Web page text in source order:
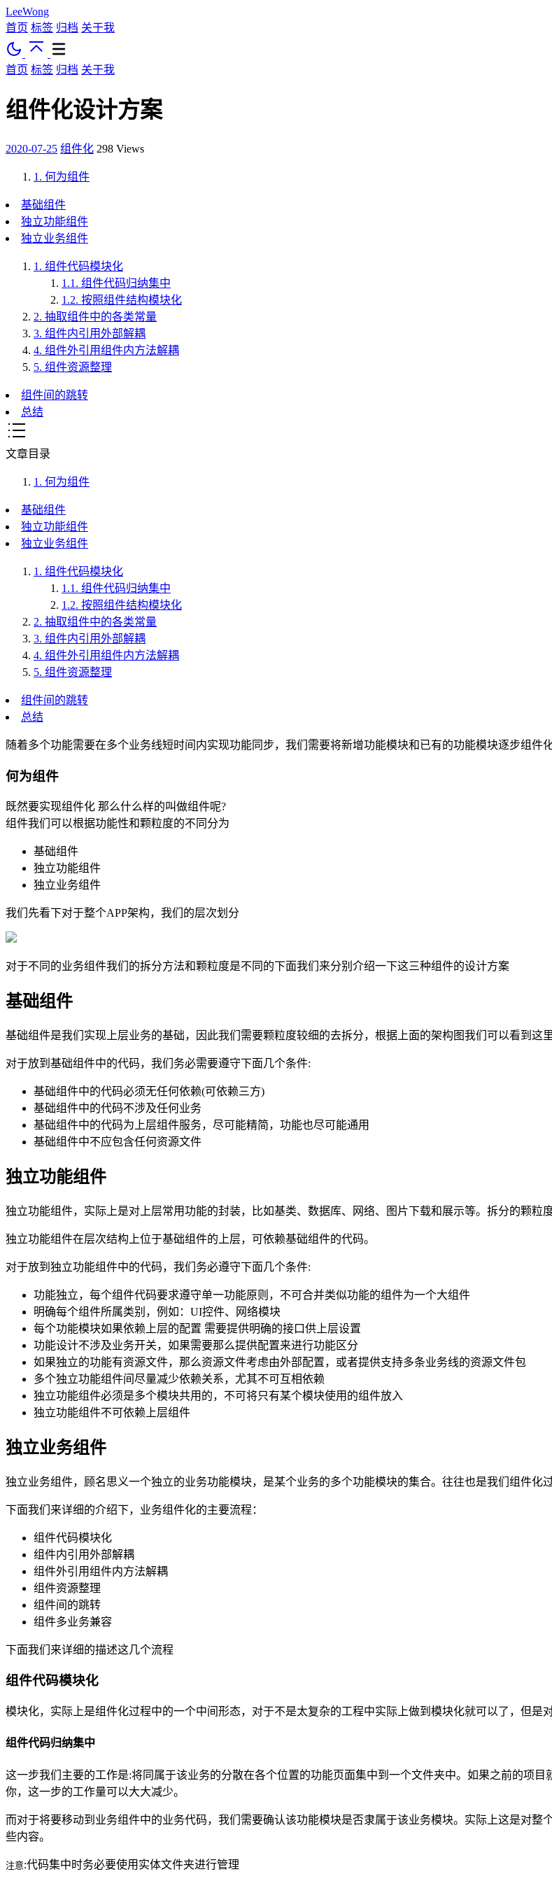
LeeWong
首页 标签 归档 关于我
首页 标签 归档 关于我
组件化设计方案
2020-07-25 组件化 298 Views
1. 何为组件
基础组件
独立功能组件
独立业务组件
1. 组件代码模块化
1.1. 组件代码归纳集中
1.2. 按照组件结构模块化
2. 抽取组件中的各类常量
3. 组件内引用外部解耦
4. 组件外引用组件内方法解耦
5. 组件资源整理
组件间的跳转
总结
文章目录
1. 何为组件
基础组件
独立功能组件
独立业务组件
1. 组件代码模块化
1.1. 组件代码归纳集中
1.2. 按照组件结构模块化
2. 抽取组件中的各类常量
3. 组件内引用外部解耦
4. 组件外引用组件内方法解耦
5. 组件资源整理
组件间的跳转
总结
随着多个功能需要在多个业务线短时间内实现功能同步，我们需要将新增功能模块和已有的功能模块逐步组件
何为组件
既然要实现组件化 那么什么样的叫做组件呢?
组件我们可以根据功能性和颗粒度的不同分为
基础组件
独立功能组件
独立业务组件
我们先看下对于整个APP架构，我们的层次划分
对于不同的业务组件我们的拆分方法和颗粒度是不同的下面我们来分别介绍一下这三种组件的设计方案
基础组件
基础组件是我们实现上层业务的基础，因此我们需要颗粒度较细的去拆分，根据上面的架构图我们可以看到这
对于放到基础组件中的代码，我们务必需要遵守下面几个条件:
基础组件中的代码必须无任何依赖(可依赖三方)
基础组件中的代码不涉及任何业务
基础组件中的代码为上层组件服务，尽可能精简，功能也尽可能通用
基础组件中不应包含任何资源文件
独立功能组件
独立功能组件，实际上是对上层常用功能的封装，比如基类、数据库、网络、图片下载和展示等。拆分的颗粒
独立功能组件在层次结构上位于基础组件的上层，可依赖基础组件的代码。
对于放到独立功能组件中的代码，我们务必遵守下面几个条件:
功能独立，每个组件代码要求遵守单一功能原则，不可合并类似功能的组件为一个大组件
明确每个组件所属类别，例如：UI控件、网络模块
每个功能模块如果依赖上层的配置 需要提供明确的接口供上层设置
功能设计不涉及业务开关，如果需要那么提供配置来进行功能区分
如果独立的功能有资源文件，那么资源文件考虑由外部配置，或者提供支持多条业务线的资源文件包
多个独立功能组件间尽量减少依赖关系，尤其不可互相依赖
独立功能组件必须是多个模块共用的，不可将只有某个模块使用的组件放入
独立功能组件不可依赖上层组件
独立业务组件
独立业务组件，顾名思义一个独立的业务功能模块，是某个业务的多个功能模块的集合。往往也是我们组件化
下面我们来详细的介绍下，业务组件化的主要流程：
组件代码模块化
组件内引用外部解耦
组件外引用组件内方法解耦
组件资源整理
组件间的跳转
组件多业务兼容
下面我们来详细的描述这几个流程
组件代码模块化
模块化，实际上是组件化过程中的一个中间形态，对于不是太复杂的工程中实际上做到模块化就可以了，但是
组件代码归纳集中
这一步我们主要的工作是:将同属于该业务的分散在各个位置的功能页面集中到一个文件夹中。如果之前的项
你，这一步的工作量可以大大减少。
而对于将要移动到业务组件中的业务代码，我们需要确认该功能模块是否隶属于该业务模块。实际上这是对
些内容。
注意:代码集中时务必要使用实体文件夹进行管理